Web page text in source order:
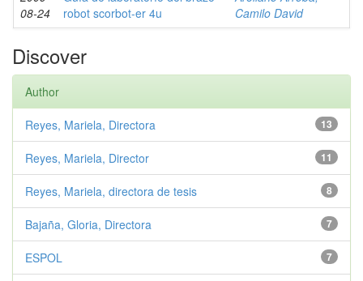
08-24
robot scorbot-er 4u
Camilo David
Discover
Author
13
Reyes, Mariela, Directora
11
Reyes, Mariela, Director
8
Reyes, Mariela, directora de tesis
7
Bajaña, Gloria, Directora
7
ESPOL